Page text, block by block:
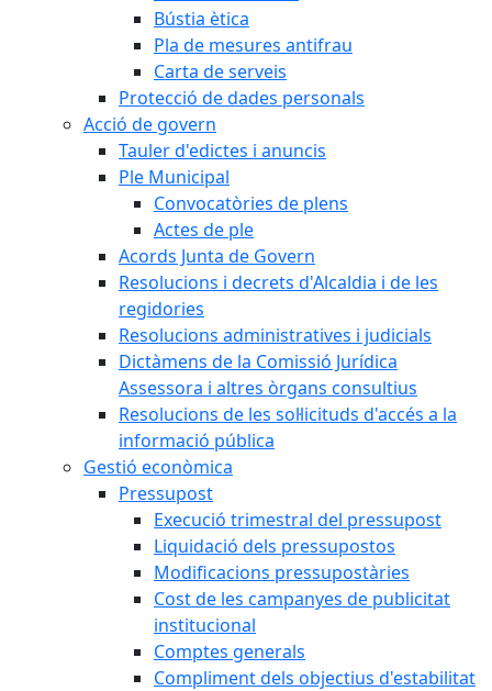
Bústia ètica
Pla de mesures antifrau
Carta de serveis
Protecció de dades personals
Acció de govern
Tauler d'edictes i anuncis
Ple Municipal
Convocatòries de plens
Actes de ple
Acords Junta de Govern
Resolucions i decrets d'Alcaldia i de les
regidories
Resolucions administratives i judicials
Dictàmens de la Comissió Jurídica
Assessora i altres òrgans consultius
Resolucions de les sol·licituds d'accés a la
informació pública
Gestió econòmica
Pressupost
Execució trimestral del pressupost
Liquidació dels pressupostos
Modificacions pressupostàries
Cost de les campanyes de publicitat
institucional
Comptes generals
Compliment dels objectius d'estabilitat